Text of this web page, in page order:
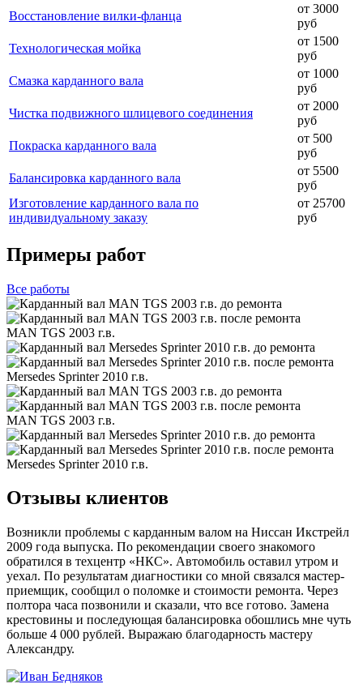
Восстановление вилки-фланца
от 3000
руб
Технологическая мойка
от 1500
руб
Смазка карданного вала
от 1000
руб
Чистка подвижного шлицевого соединения
от 2000
руб
Покраска карданного вала
от 500
руб
Балансировка карданного вала
от 5500
руб
Изготовление карданного вала по
индивидуальному заказу
от 25700
руб
Примеры работ
Все работы
MAN TGS 2003 г.в.
Mersedes Sprinter 2010 г.в.
MAN TGS 2003 г.в.
Mersedes Sprinter 2010 г.в.
Отзывы клиентов
Возникли проблемы с карданным валом на Ниссан Икстрейл
2009 года выпуска. По рекомендации своего знакомого
обратился в техцентр «НКС». Автомобиль оставил утром и
уехал. По результатам диагностики со мной связался мастер-
приемщик, сообщил о поломке и стоимости ремонта. Через
полтора часа позвонили и сказали, что все готово. Замена
крестовины и последующая балансировка обошлись мне чуть
больше 4 000 рублей. Выражаю благодарность мастеру
Александру.